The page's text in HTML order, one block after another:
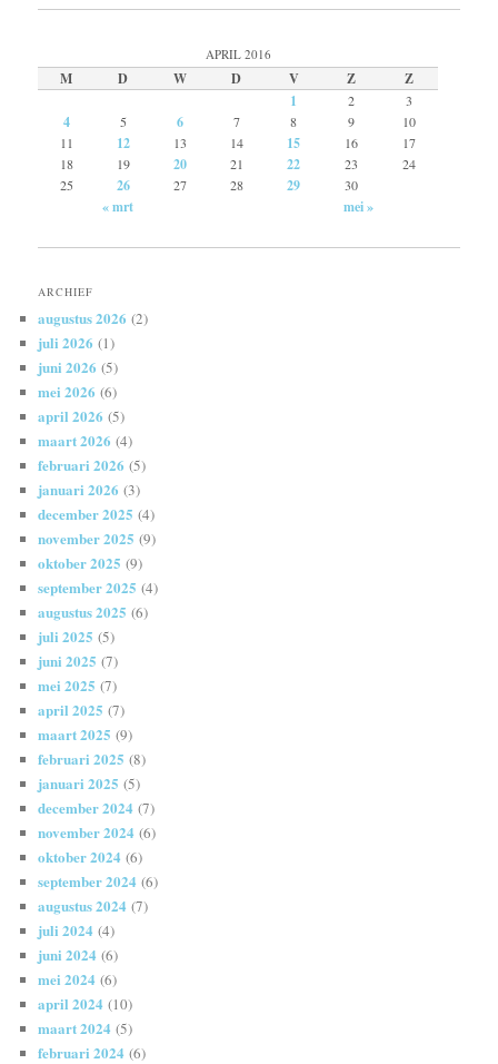
APRIL 2016
M D W D V Z
Z
1
2 3
4 5 6 7 8 9
10
11
12 13 14 15 16
17
18
19 20 21 22 23
24
25
26 27 28 29 30
« mrt mei »
ARCHIEF
augustus 2026 (2)
juli 2026 (1)
juni 2026 (5)
mei 2026 (6)
april 2026 (5)
maart 2026 (4)
februari 2026 (5)
januari 2026 (3)
december 2025 (4)
november 2025 (9)
oktober 2025 (9)
september 2025 (4)
augustus 2025 (6)
juli 2025 (5)
juni 2025 (7)
mei 2025 (7)
april 2025 (7)
maart 2025 (9)
februari 2025 (8)
januari 2025 (5)
december 2024 (7)
november 2024 (6)
oktober 2024 (6)
september 2024 (6)
augustus 2024 (7)
juli 2024 (4)
juni 2024 (6)
mei 2024 (6)
april 2024 (10)
maart 2024 (5)
februari 2024 (6)